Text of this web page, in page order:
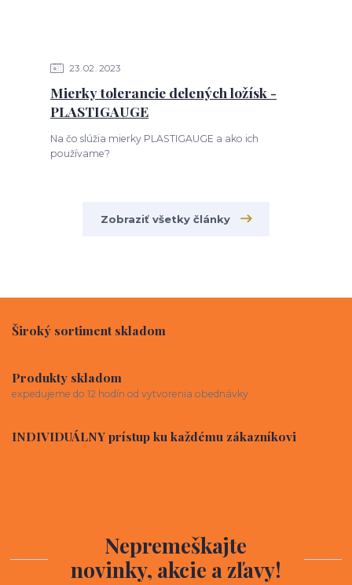
23 02 2023
Mierky tolerancie delených ložísk -
PLASTIGAUGE
Na čo slúžia mierky PLASTIGAUGE a ako ich
používame?
Zobraziť všetky články
Široký sortiment skladom
Produkty skladom
expedujeme do 12 hodín od vytvorenia obednávky
INDIVIDUÁLNY prístup ku každému zákazníkovi
Nepremeškajte
novinky, akcie a zľavy!